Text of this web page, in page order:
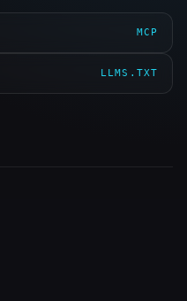
MCP
LLMS.TXT